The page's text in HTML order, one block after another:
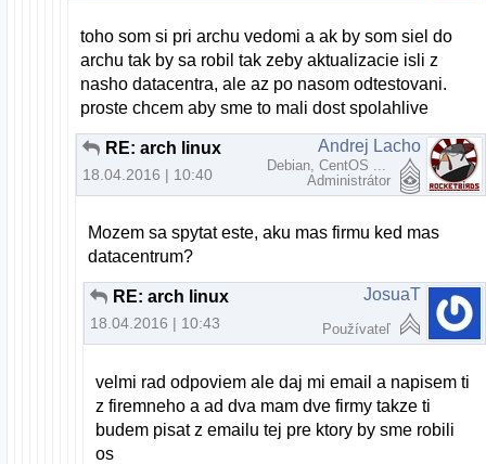
toho som si pri archu vedomi a ak by som siel do
archu tak by sa robil tak zeby aktualizacie isli z
nasho datacentra, ale az po nasom odtestovani.
proste chcem aby sme to mali dost spolahlive
RE: arch linux
18.04.2016 | 10:40
Andrej Lacho
Debian, CentOS ...
Administrátor
Mozem sa spytat este, aku mas firmu ked mas
datacentrum?
RE: arch linux
18.04.2016 | 10:43
JosuaT
Používateľ
velmi rad odpoviem ale daj mi email a napisem ti
z firemneho a ad dva mam dve firmy takze ti
budem pisat z emailu tej pre ktory by sme robili
os